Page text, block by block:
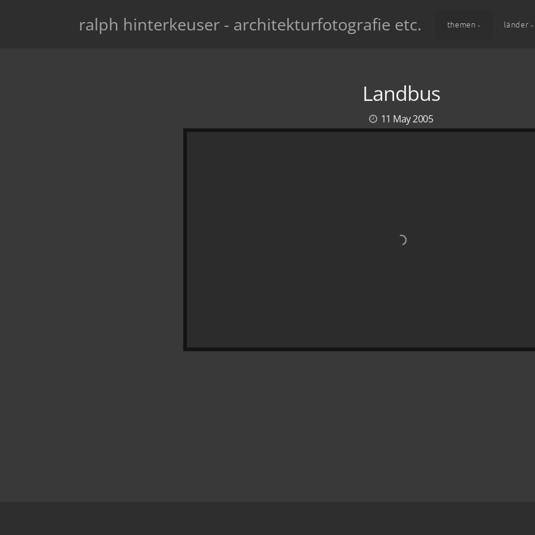
ralph hinterkeuser - architekturfotografie etc. themen länder
Landbus
11 May 2005